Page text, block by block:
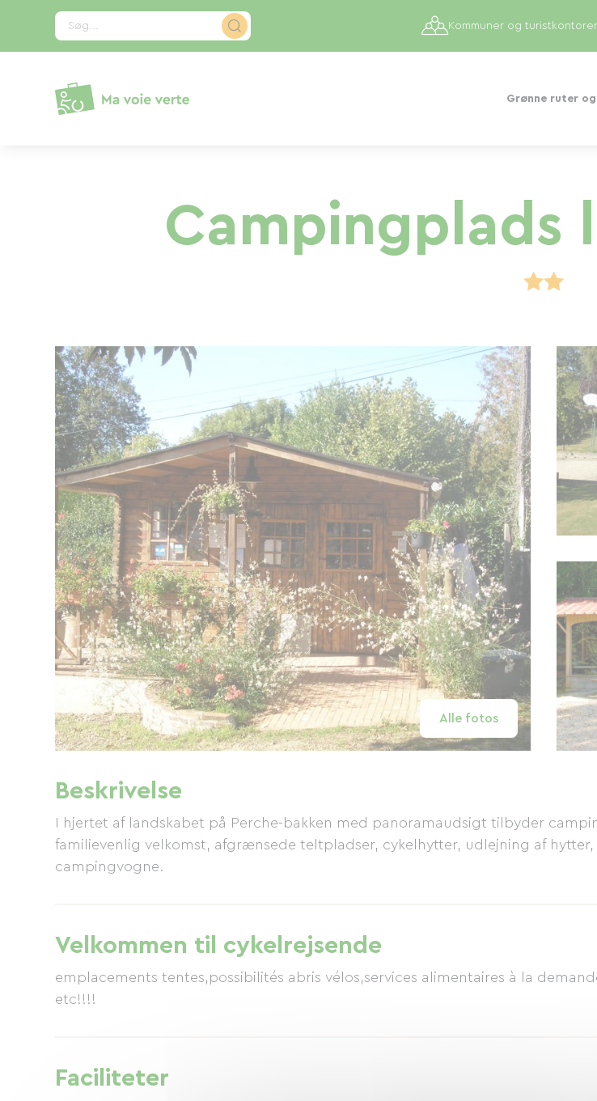
Søg...
Grønne ruter
Kommuner og turistkontorer
Campingplads
Alle fotos
Beskrivelse
I hjertet af landskabet på Perche-bakken med panoramaudsigt tilbyder
familievenlig velkomst, afgrænsede teltpladser, cykelhytter, udlejning af hytter,
campingvogne.
Velkommen til cykelrejsende
emplacements tentes,possibilités abris vélos,services alimentaires à la
etc!!!!
Faciliteter
CCookie-styringspanel